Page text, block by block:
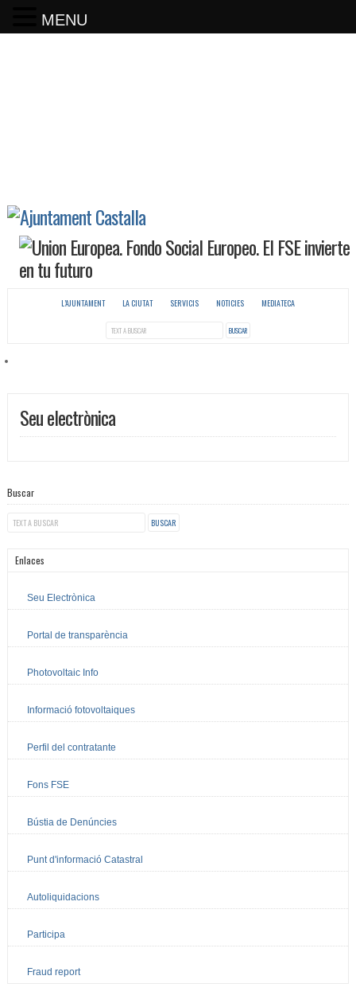
L’AJUNTAMENT LA CIUTAT SERVICIS NOTICIES MEDIATECA
Seu electrònica
Buscar
Enlaces
Seu Electrònica
Portal de transparència
Photovoltaic Info
Informació fotovoltaiques
Perfil del contratante
Fons FSE
Bústia de Denúncies
Punt d'informació Catastral
Autoliquidacions
Participa
Fraud report
MENU